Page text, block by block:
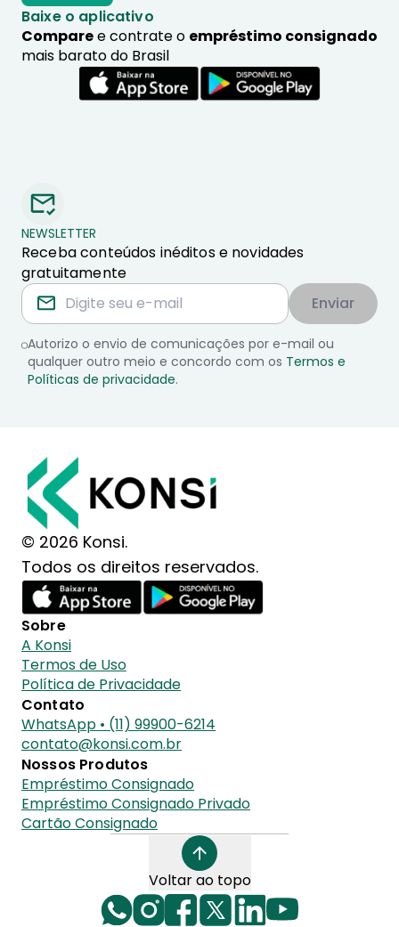
Baixe o aplicativo
Comparee contrate o empréstimo consignado
mais barato do Brasil
NEWSLETTER
Receba conteúdos inéditos e novidades
gratuitamente
Enviar
Autorizo o envio de comunicações por e-mail ou
qualquer outro meio e concordo com os Termos e
Políticas de privacidade.
© 2026 Konsi.
Todos os direitos reservados.
Sobre
A Konsi
Termos de Uso
Política de Privacidade
Contato
WhatsApp • (11) 99900-6214
contato@konsi.com.br
Nossos Produtos
Empréstimo Consignado
Empréstimo Consignado Privado
Cartão Consignado
Voltar ao topo